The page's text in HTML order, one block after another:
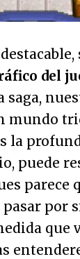
del
saga,
mundo
la
puede
parece
por
que